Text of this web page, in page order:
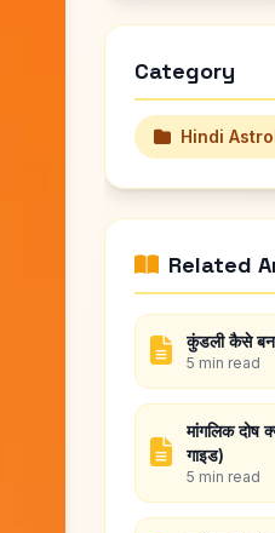
Category
Hindi
Related
कुंडली कैसे
5 min read
मांगलिक दोष
गाइड)
5 min read